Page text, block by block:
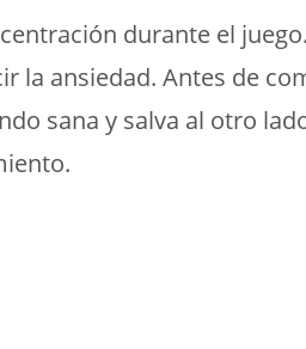
durante el
la ansiedad. Antes de
sana y salva al otro